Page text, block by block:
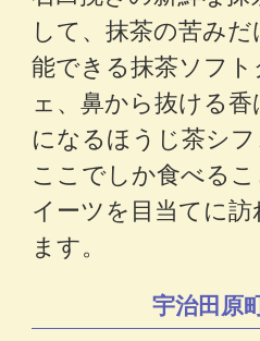
して、抹茶の苦み
能できる抹茶ソフ
ェ、鼻から抜ける
になるほうじ茶シフ
ここでしか食べる
イーツを目当てに
ます。
宇治田原